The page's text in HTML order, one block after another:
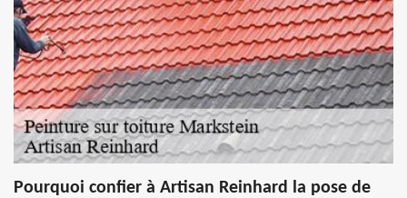
Pourquoi confier à Artisan Reinhard la pose de